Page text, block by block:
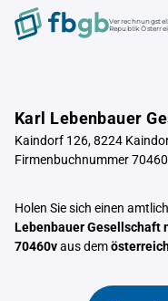
Republik
Karl Lebenbauer
Kaindorf 126, 8224
Firmenbuchnummer
Holen Sie sich einen
Lebenbauer Gesellschaft
70460vaus dem